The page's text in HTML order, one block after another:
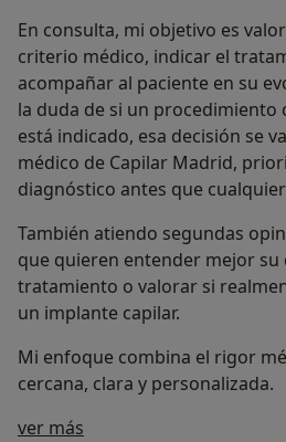
En consulta, mi objetivo es
criterio médico, indicar el
acompañar al paciente en su
la duda de si un procedimiento
está indicado, esa decisión se
médico de Capilar Madrid,
diagnóstico antes que
También atiendo segundas
que quieren entender mejor
tratamiento o valorar si
un implante capilar.
Mi enfoque combina el rigor
cercana, clara y personalizada.
ver más